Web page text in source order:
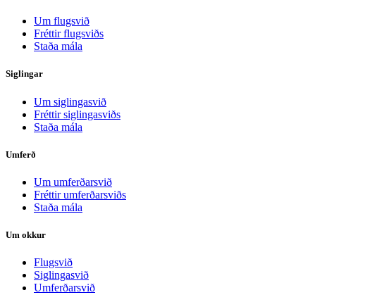
Um flugsvið
Fréttir flugsviðs
Staða mála
Siglingar
Um siglingasvið
Fréttir siglingasviðs
Staða mála
Umferð
Um umferðarsvið
Fréttir umferðarsviðs
Staða mála
Um okkur
Flugsvið
Siglingasvið
Umferðarsvið